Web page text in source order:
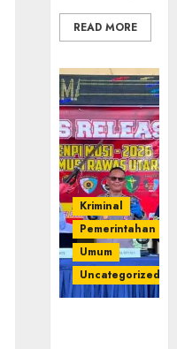
READ MORE
Kriminal
Pemerintahan
Umum
Uncategorized